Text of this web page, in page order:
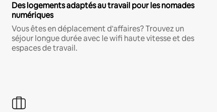
Des logements adaptés au travail pour les nomades
numériques
Vous êtes en déplacement d'affaires? Trouvez un
séjour longue durée avec le wifi haute vitesse et des
espaces de travail.